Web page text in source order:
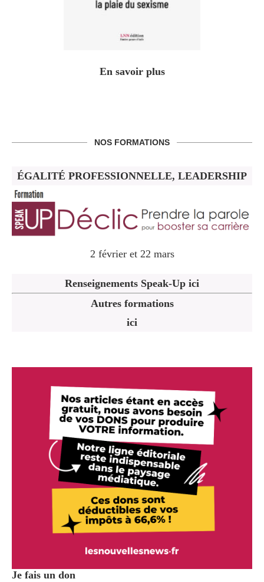
En savoir plus
NOS FORMATIONS
ÉGALITÉ PROFESSIONNELLE, LEADERSHIP
2 février et 22 mars
Renseignements Speak-Up ici
Autres formations
ici
Je fais un don